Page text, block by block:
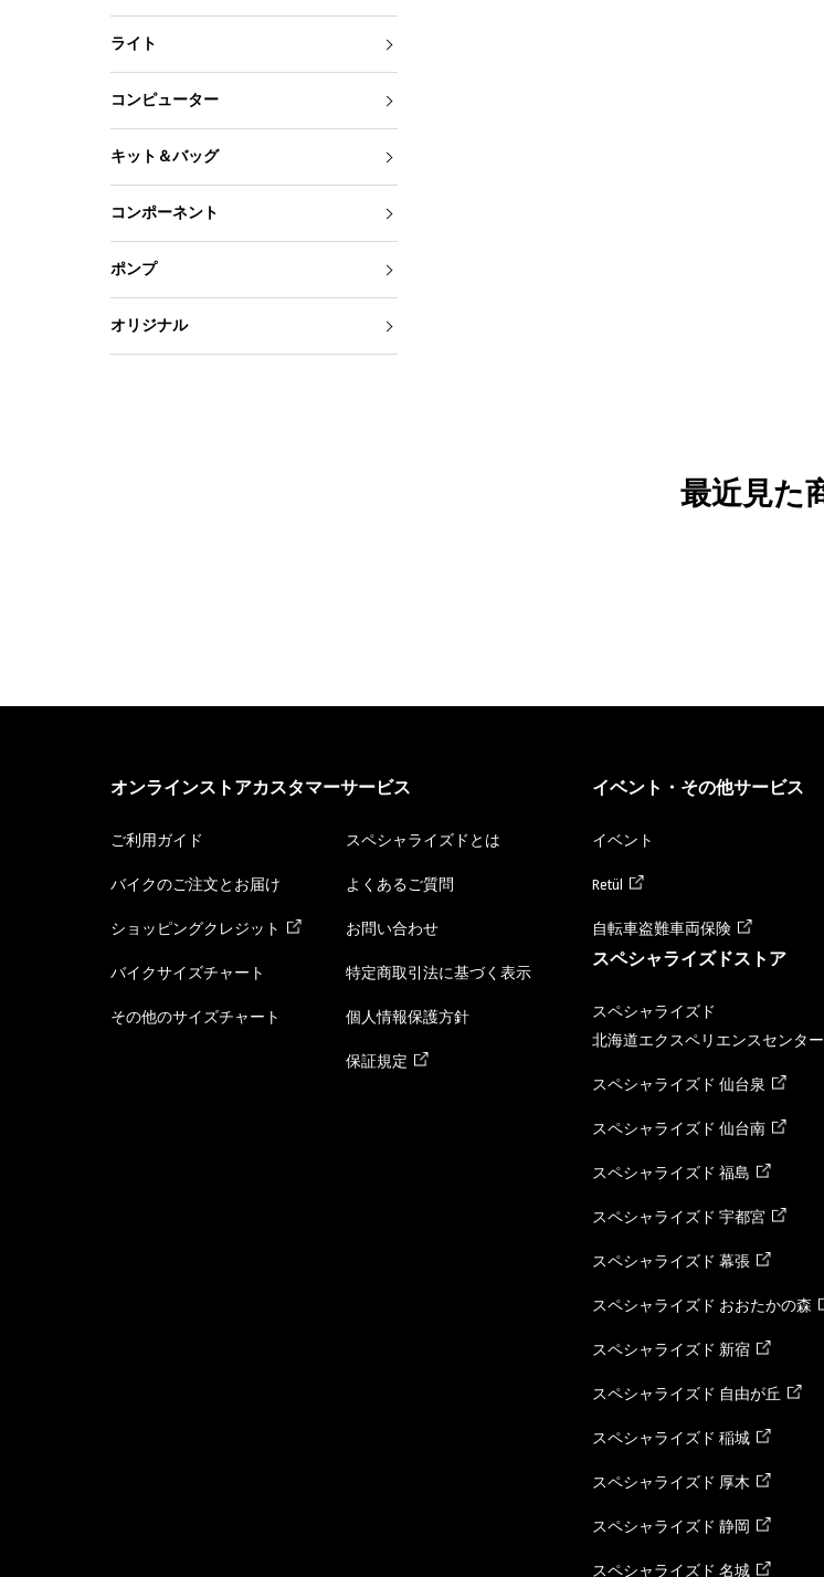
ライト
コンピューター
キット＆バッグ
コンポーネント
ポンプ
オリジナル
最近見た
オンラインストアカスタマーサービス
ご利用ガイド
バイクのご注文とお届け
ショッピングクレジット
バイクサイズチャート
その他のサイズチャート
スペシャライズドとは
よくあるご質問
お問い合わせ
特定商取引法に基づく表示
個人情報保護方針
保証規定
イベント・その他サービス
イベント
Retül
自転車盗難車両保険
スペシャライズドストア
スペシャライズド
北海道エクスペリエンスセンター
スペシャライズド 仙台泉
スペシャライズド 仙台南
スペシャライズド 福島
スペシャライズド 宇都宮
スペシャライズド 幕張
スペシャライズド おおたかの森
スペシャライズド 新宿
スペシャライズド 自由が丘
スペシャライズド 稲城
スペシャライズド 厚木
スペシャライズド 静岡
スペシャライズド 名城